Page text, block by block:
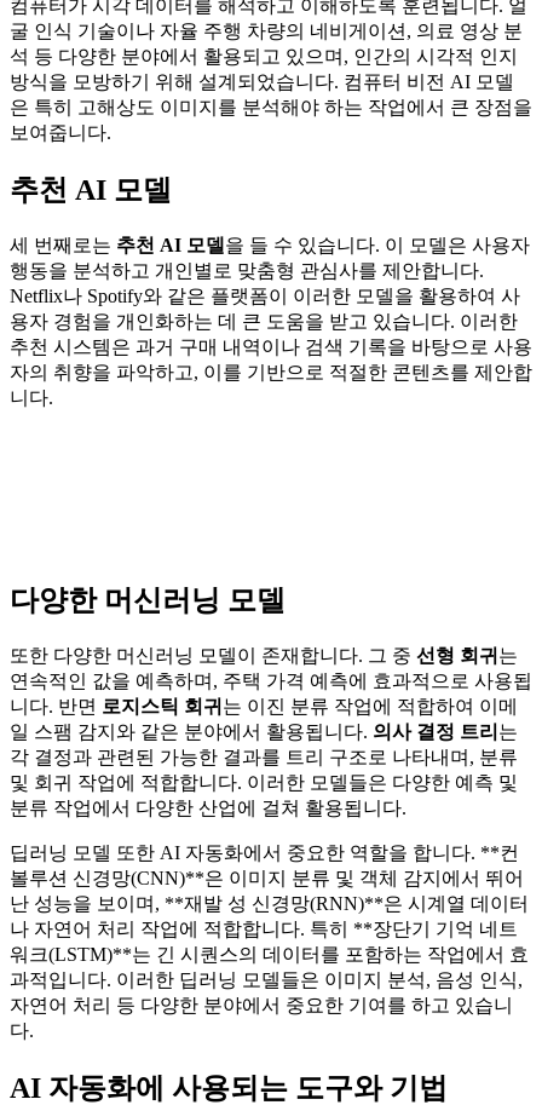
컴퓨터가 시각 데이터를 해석하고 이해하도록 훈련됩니다. 얼
굴 인식 기술이나 자율 주행 차량의 네비게이션, 의료 영상 분
석 등 다양한 분야에서 활용되고 있으며, 인간의 시각적 인지
방식을 모방하기 위해 설계되었습니다. 컴퓨터 비전 AI 모델
은 특히 고해상도 이미지를 분석해야 하는 작업에서 큰 장점을
보여줍니다.
추천 AI 모델
세 번째로는 추천 AI 모델 을 들 수 있습니다. 이 모델은 사용자
행동을 분석하고 개인별로 맞춤형 관심사를 제안합니다.
Netflix나 Spotify와 같은 플랫폼이 이러한 모델을 활용하여 사
용자 경험을 개인화하는 데 큰 도움을 받고 있습니다. 이러한
추천 시스템은 과거 구매 내역이나 검색 기록을 바탕으로 사용
자의 취향을 파악하고, 이를 기반으로 적절한 콘텐츠를 제안합
니다.
다양한 머신러닝 모델
또한 다양한 머신러닝 모델이 존재합니다. 그 중 선형 회귀 는
연속적인 값을 예측하며, 주택 가격 예측에 효과적으로 사용됩
니다. 반면 로지스틱 회귀 는 이진 분류 작업에 적합하여 이메
일 스팸 감지와 같은 분야에서 활용됩니다. 의사 결정 트리 는
각 결정과 관련된 가능한 결과를 트리 구조로 나타내며, 분류
및 회귀 작업에 적합합니다. 이러한 모델들은 다양한 예측 및
분류 작업에서 다양한 산업에 걸쳐 활용됩니다.
딥러닝 모델 또한 AI 자동화에서 중요한 역할을 합니다. **컨
볼루션 신경망(CNN)**은 이미지 분류 및 객체 감지에서 뛰어
난 성능을 보이며, **재발 성 신경망(RNN)**은 시계열 데이터
나 자연어 처리 작업에 적합합니다. 특히 **장단기 기억 네트
워크(LSTM)**는 긴 시퀀스의 데이터를 포함하는 작업에서 효
과적입니다. 이러한 딥러닝 모델들은 이미지 분석, 음성 인식,
자연어 처리 등 다양한 분야에서 중요한 기여를 하고 있습니
다.
AI 자동화에 사용되는 도구와 기법